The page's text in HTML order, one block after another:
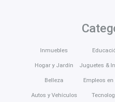
Inmuebles
Hogar y Jardín
Belleza
Autos y Vehículos
Juguetes &
Empleos en